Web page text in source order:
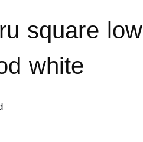
square low
white